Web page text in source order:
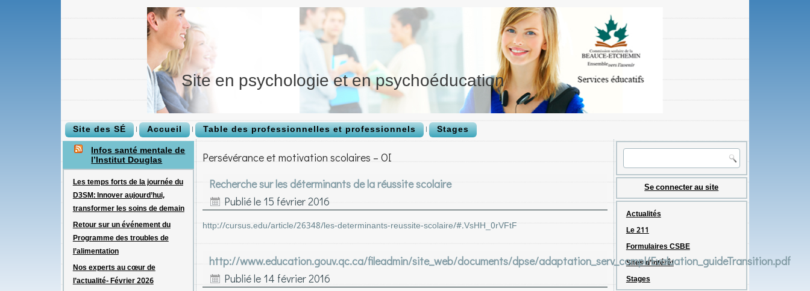
Site en psychologie et en psychoéducation
Site des SÉ Accueil Table des professionnelles et professionnels
Stages
Infos santé mentale de
l’Institut Douglas
Les temps forts de la journée du
D3SM: Innover aujourd’hui,
transformer les soins de demain
Retour sur un événement du
Programme des troubles de
l’alimentation
Nos experts au cœur de
l’actualité- Février 2026
Persévérance et motivation scolaires – OI
Recherche sur les déterminants de la réussite scolaire
Publié le 15 février 2016
http://cursus.edu/article/26348/les-determinants-reussite-scolaire/#.VsHH_0rVFtF
http://www.education.gouv.qc.ca/fileadmin/site_web/documents/dpse/adaptation_serv_compl/Evaluation_guideTransition.pdf
Publié le 14 février 2016
Se connecter au site
Actualités
Le 211
Formulaires CSBE
Sites d’intérêt
Stages